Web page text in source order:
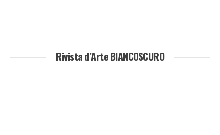
Rivista d’Arte BIANCOSCURO